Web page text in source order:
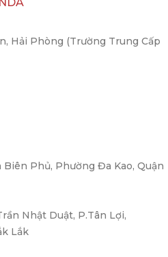
Hải Phòng (Trường Trung Cấp
Biên Phủ, Phường Đa Kao, Quận
Nhật Duật, P.Tân Lợi,
Lắk